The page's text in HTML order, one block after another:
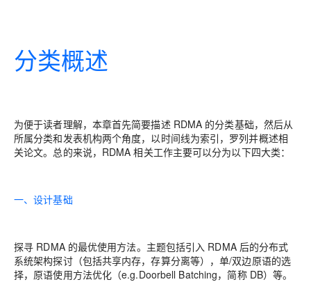
分类概述
为便于读者理解，本章首先简要描述 RDMA 的分类基础，然后从
所属分类和发表机构两个角度，以时间线为索引，罗列并概述相
关论文。总的来说，RDMA 相关工作主要可以分为以下四大类：
一、设计基础
探寻 RDMA 的最优使用方法。主题包括引入 RDMA 后的分布式
系统架构探讨（包括共享内存，存算分离等），单/双边原语的选
择，原语使用方法优化（e.g.Doorbell Batching，简称 DB）等。